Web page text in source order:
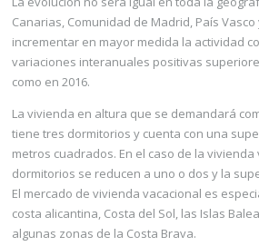
Canarias, Comunidad de Madrid, País Vasco
incrementar en mayor medida la actividad
variaciones interanuales positivas
como en 2016.
La vivienda en altura que se demandará
tiene tres dormitorios y cuenta con una
metros cuadrados. En el caso de la
dormitorios se reducen a uno o dos y la
El mercado de vivienda vacacional es
costa alicantina, Costa del Sol, las Islas
algunas zonas de la Costa Bra­va.